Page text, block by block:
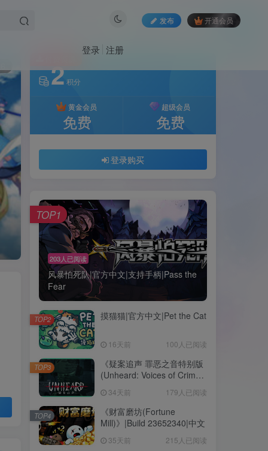
发布 开通会员
登录 注册
2积分
黄金会员
免费
超级会员
免费
登录购买
203人已阅读
风暴怕死队|官方中文|支持手柄|Pass the
Fear
TOP1
摸猫猫|官方中文|Pet the Cat
16天前 100人已阅读
TOP2
《疑案追声 罪恶之音特别版
(Unheard: Voices of Crime
11111643+全DLC|中文
34天前 179人已阅读
TOP3
《财富磨坊(Fortune
Mill)》|Build 23652340|中文
35天前 215人已阅读
TOP4